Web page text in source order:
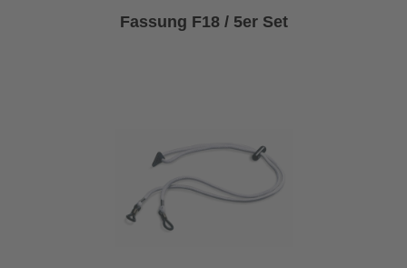
Fassung F18 / 5er Set